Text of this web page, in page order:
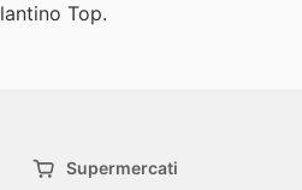
Top.
Supermercati